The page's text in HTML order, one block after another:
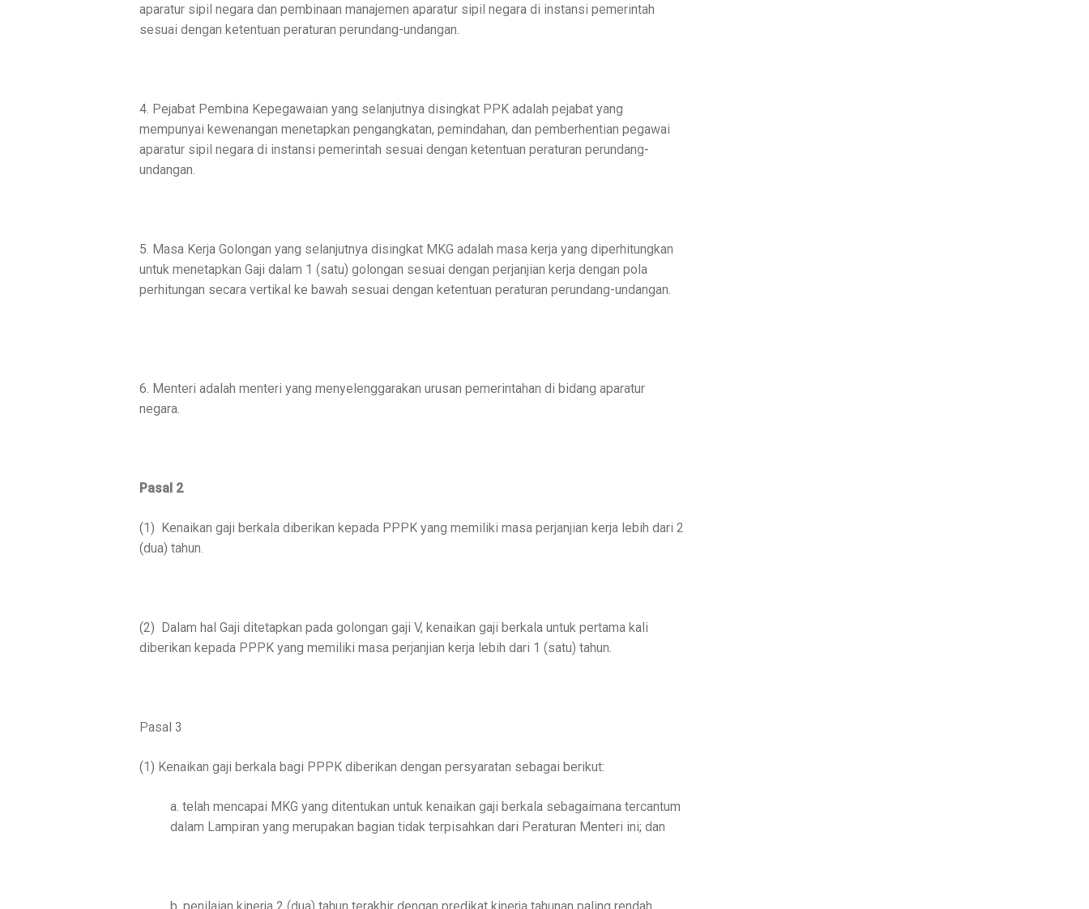
aparatur sipil negara dan pembinaan manajemen aparatur sipil negara di instansi pemerintah
sesuai dengan ketentuan peraturan perundang-undangan.
4. Pejabat Pembina Kepegawaian yang selanjutnya disingkat PPK adalah pejabat yang
mempunyai kewenangan menetapkan pengangkatan, pemindahan, dan pemberhentian pegawai
aparatur sipil negara di instansi pemerintah sesuai dengan ketentuan peraturan perundang-
undangan.
5. Masa Kerja Golongan yang selanjutnya disingkat MKG adalah masa kerja yang diperhitungkan
untuk menetapkan Gaji dalam 1 (satu) golongan sesuai dengan perjanjian kerja dengan pola
perhitungan secara vertikal ke bawah sesuai dengan ketentuan peraturan perundang-undangan.
6. Menteri adalah menteri yang menyelenggarakan urusan pemerintahan di bidang aparatur
negara.
Pasal 2
(1) Kenaikan gaji berkala diberikan kepada PPPK yang memiliki masa perjanjian kerja lebih dari 2
(dua) tahun.
(2) Dalam hal Gaji ditetapkan pada golongan gaji V, kenaikan gaji berkala untuk pertama kali
diberikan kepada PPPK yang memiliki masa perjanjian kerja lebih dari 1 (satu) tahun.
Pasal 3
(1) Kenaikan gaji berkala bagi PPPK diberikan dengan persyaratan sebagai berikut:
a. telah mencapai MKG yang ditentukan untuk kenaikan gaji berkala sebagaimana tercantum
dalam Lampiran yang merupakan bagian tidak terpisahkan dari Peraturan Menteri ini; dan